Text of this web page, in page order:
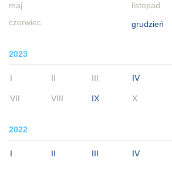
maj
czerwiec
listopad
grudzień
2023
I II III IV
VII VIII IX X
2022
I II III IV